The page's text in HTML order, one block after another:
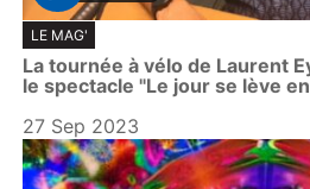
P
l
a
y
LE MAG'
La tournée à vélo de Laurent
le spectacle "Le jour se lève
27 Sep 2023